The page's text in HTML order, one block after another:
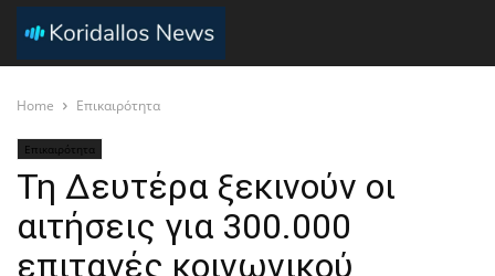
Home Επικαιρότητα
Επικαιρότητα
Τη Δευτέρα ξεκινούν οι
αιτήσεις για 300.000
επιταγές κοινωνικού